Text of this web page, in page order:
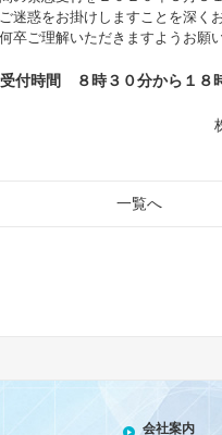
迷惑をお掛けしますことを深く
卒ご理解いただきますようお願
付時間 ８時３０分から１８
一覧へ
会社案内